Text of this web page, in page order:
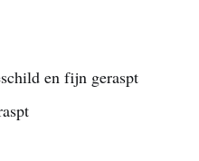
en fijn geraspt